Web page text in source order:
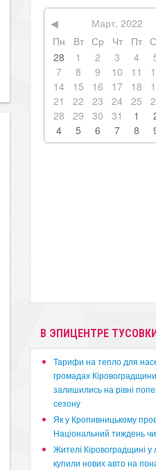
◀ Март, 2022
Пн
Вт Ср Чт Пт
28
1 2 3 4
7
8 9 10 11
14
15 16 17 18
21
22 23 24 25
28
29 30 31 1
4
5 6 7 8
В ЭПИЦЕНТРЕ
​Тарифи на тепло для
громадах Кіровоградщини
залишились на рівні
сезону
​Як у Кропивницькому
Національний тиждень
​Жителі Кіровоградщині у
купили нових авто на